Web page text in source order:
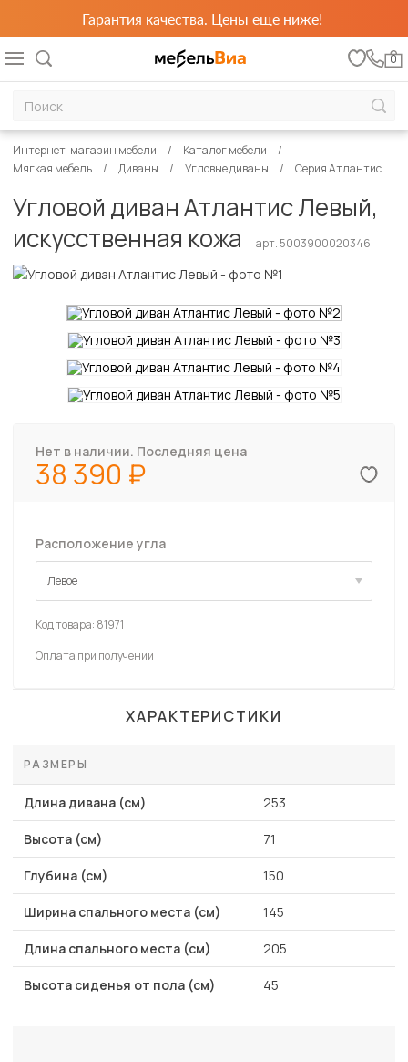
Гарантия качества. Цены еще ниже!
0
Интернет-магазин мебели
Каталог мебели
Мягкая мебель
Диваны Угловые диваны Серия Атлантис
Угловой диван Атлантис Левый,
искусственная кожа
арт. 5003900020346
Нет в наличии. Последняя цена
38 390
Расположение угла
Левое
Левое
Код товара: 81971
Оплата при получении
ХАРАКТЕРИСТИКИ
РАЗМЕРЫ
Длина дивана (см) 253
Высота (см) 71
Глубина (см) 150
Ширина спального места (см) 145
Длина спального места (см) 205
Высота сиденья от пола (см) 45